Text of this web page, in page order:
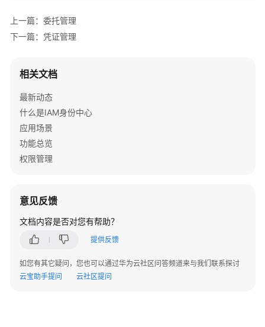
用
组
定
系
管
身
份
商
理
动
预
上一篇：委托管理
下一篇：凭证管理
相关文档
最新动态
什么是IAM身份中心
应用场景
功能总览
权限管理
意见反馈
文档内容是否对您有帮助？
提供反馈
如您有其它疑问，您也可以通过华为云社区问答频道来与我们联系探讨
云宝助手提问
云社区提问